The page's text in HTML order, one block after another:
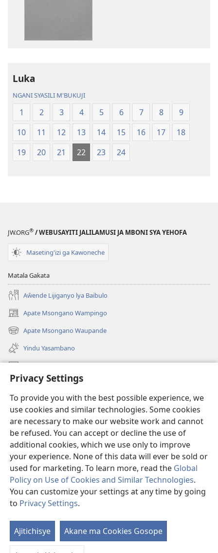
Privacy Settings
To provide you with the best possible experience, we
use cookies and similar technologies. Some cookies
are necessary to make our website work and cannot
be refused. You can accept or decline the use of
additional cookies, which we use only to improve
your experience. None of this data will ever be sold or
used for marketing. To learn more, read the Global
Policy on Use of Cookies and Similar Technologies.
You can customize your settings at any time by going
to Privacy Settings.
Ajitichisye Akane ma Cookies Gosope
(Jelinganyesoni
mu
2013)
mu
2013)
Luka
NGANI SYASILI M'BUKUJI
1 2 3 4 5 6 7 8
9
10
11 12 13 14 15 16 17
18
19
20 21 22 23 24
JW.ORG® / WEBUSAYITI JALILAMUSI JA MBONI SYA YEHOFA
Maseting'izi ga Kawoneche
Matala Gakata
Aŵende Lijiganyo lya Baibulo
Apate Msongano Wampingo
(awugule
liwindo
line)
Apate Msongano Waupande
(awugule
liwindo
line)
Yindu Yasambano
Mafidiyo
Kuwungunya pa JW.ORG
Ngani Syakwayana ni Malamusi
Yakupeleka
(awugule
liwindo
line)
LAIBULALE JA PA INTENETI ja Watchtower
(awugule
liwindo
line)
®
(awugule
liwindo
line)
MALAMUSI
|YINDU YAMTEMELA|PRIVACY SETTINGS